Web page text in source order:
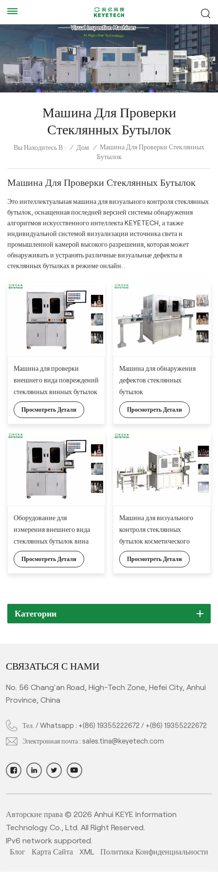
Машина Для Проверки
Стеклянных Бутылок
Вы Находитесь В : / Дом / Машина Для Проверки Стеклянных
Бутылок
Машина Для Проверки Стеклянных Бутылок
Это интеллектуальная машина для визуального контроля стеклянных
бутылок, оснащенная последней версией системы обнаружения
алгоритмов искусственного интеллекта KEYETECH, а также
индивидуальной системой визуализации источника света и
промышленной камерой высокого разрешения, которая может
обнаруживать и устранять различные визуальные дефекты в
стеклянных бутылках в режиме онлайн. .
Машина для проверки
внешнего вида повреждений
стеклянных винных бутылок
с углубленным обучением
Просмотреть Детали
Машина для обнаружения
дефектов стеклянных
бутылок
Просмотреть Детали
Оборудование для
измерения внешнего вида
стеклянных бутылок вина
Просмотреть Детали
Машина для визуального
контроля стеклянных
бутылок косметического
спирта
Просмотреть Детали
Категории
СВЯЗАТЬСЯ С НАМИ
No. 56 Chang'an Road, High-Tech Zone, Hefei City, Anhui
Province, China
Тел. / Whatsapp : +(86) 19355222672 / +(86) 19355222672
Электронная почта :sales.tina@keyetech.com
Авторские права © 2026 Anhui KEYE Information
Technology Co., Ltd. All Right Reserved.
IPv6 network supported.
Блог
Карта Сайта XML Политика Конфиденциальности